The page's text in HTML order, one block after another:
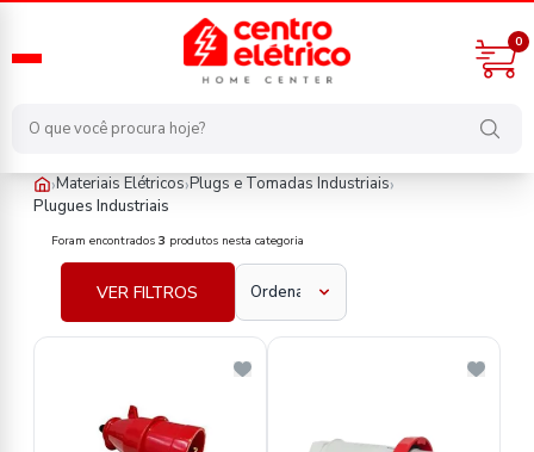
0
›Materiais Elétricos›Plugs e Tomadas Industriais›
Plugues Industriais
materiais-eletricos/plugs-e-tomadas-industriais/plugues-
Foram encontrados 3 produtos nesta categoria
VER FILTROS